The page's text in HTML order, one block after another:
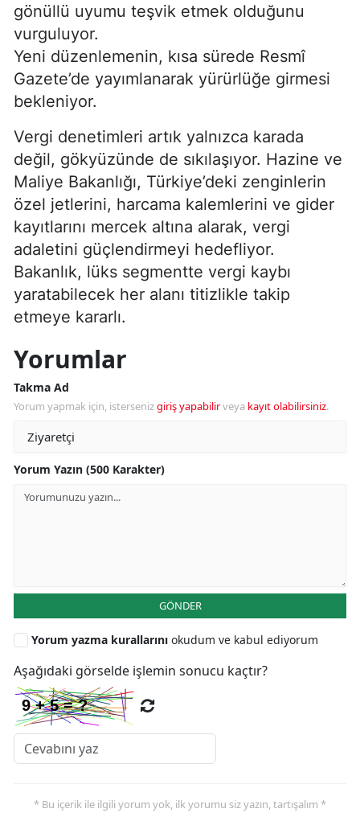
gönüllü uyumu teşvik etmek olduğunu
vurguluyor.
Yeni düzenlemenin, kısa sürede Resmî
Gazete’de yayımlanarak yürürlüğe girmesi
bekleniyor.
Vergi denetimleri artık yalnızca karada
değil, gökyüzünde de sıkılaşıyor. Hazine ve
Maliye Bakanlığı, Türkiye’deki zenginlerin
özel jetlerini, harcama kalemlerini ve gider
kayıtlarını mercek altına alarak, vergi
adaletini güçlendirmeyi hedefliyor.
Bakanlık, lüks segmentte vergi kaybı
yaratabilecek her alanı titizlikle takip
etmeye kararlı.
Yorumlar
Takma Ad
Yorum yapmak için, istersenizgiriş yapabilirveya kayıt olabilirsiniz.
Yorum Yazın (500 Karakter)
GÖNDER
Yorum yazma kurallarını okudum ve kabul ediyorum
Aşağıdaki görselde işlemin sonucu kaçtır?
* Bu içerik ile ilgili yorum yok, ilk yorumu siz yazın, tartışalım *